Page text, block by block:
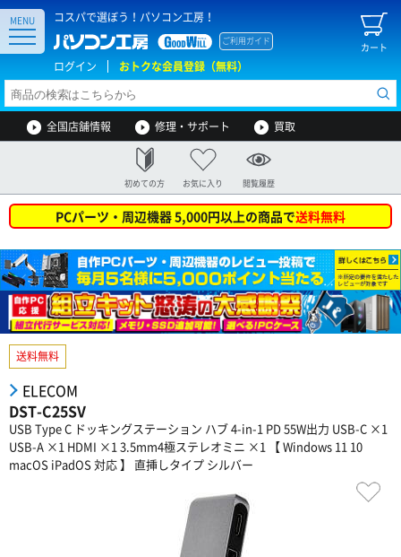
コスパで選ぼう！パソコン工房！
カート
ご利用ガイド
ログイン おトクな会員登録（無料）
MENU
全国店舗情報 修理・サポート 買取
初めての方 お気に入り 閲覧履歴
PCパーツ・周辺機器 5,000円以上の商品で送料無料
送料無料
ELECOM
DST-C25SV
USB Type C ドッキングステーション ハブ 4-in-1 PD 55W出力 USB-C ×1
USB-A ×1 HDMI ×1 3.5mm4極ステレオミニ ×1 【 Windows 11 10
macOS iPadOS 対応 】 直挿しタイプ シルバー